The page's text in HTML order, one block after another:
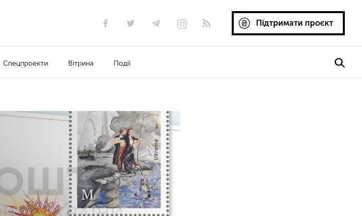
Підтримати проєкт
Спецпроекти Вітрина Події